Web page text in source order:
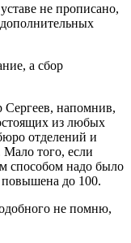
не прописано,
а сбор
Сергеев, напомнив,
из любых
отделений и
Мало того, если
способом надо было
повышена до 100.
не помню,